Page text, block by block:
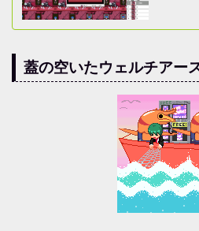
蓋の空いたウェルチアー